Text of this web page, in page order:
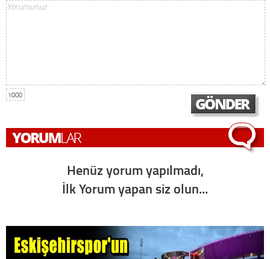
1000
Henüz yorum yapılmadı,
İlk Yorum yapan siz olun...